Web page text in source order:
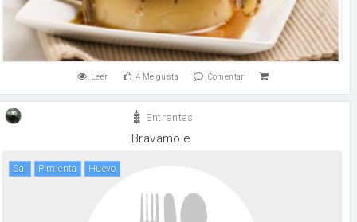
Leer 4 Me gusta Comentar
Entrantes
Bravamole
sal pimienta huevo